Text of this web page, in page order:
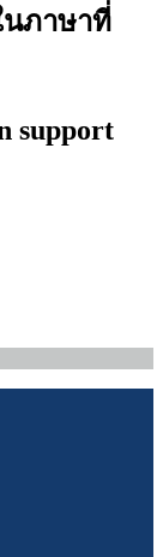
ภาษาที่
support